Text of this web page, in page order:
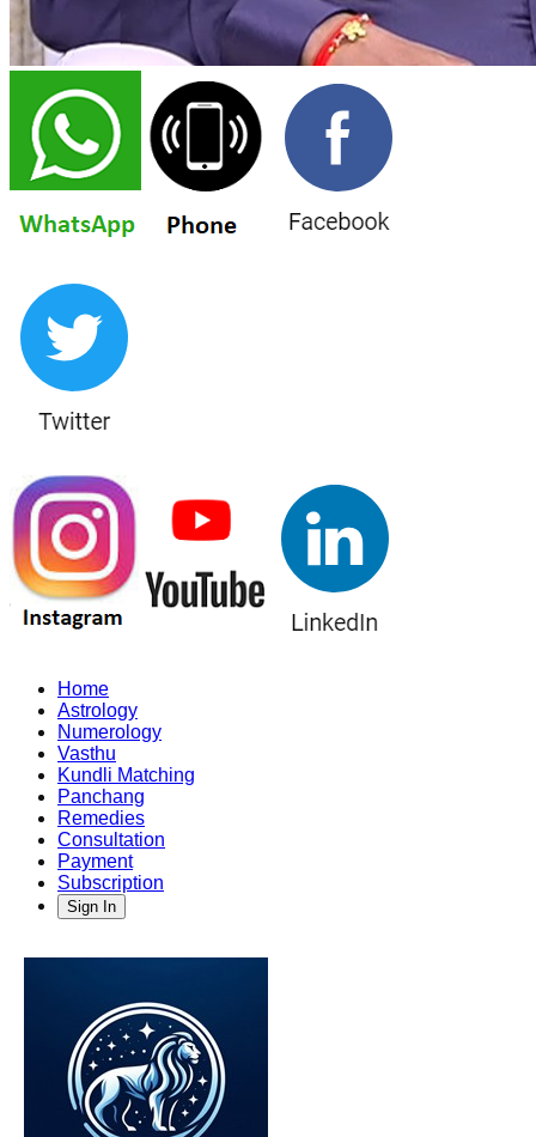
Home
Astrology
Numerology
Vasthu
Kundli Matching
Panchang
Remedies
Consultation
Payment
Subscription
Sign In